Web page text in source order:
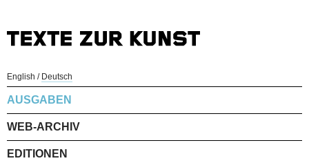
English / Deutsch
AUSGABEN
WEB-ARCHIV
EDITIONEN